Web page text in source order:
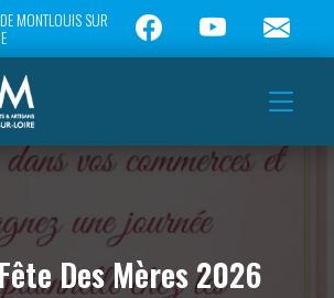
MONTLOUIS SUR
Des Mères 2026